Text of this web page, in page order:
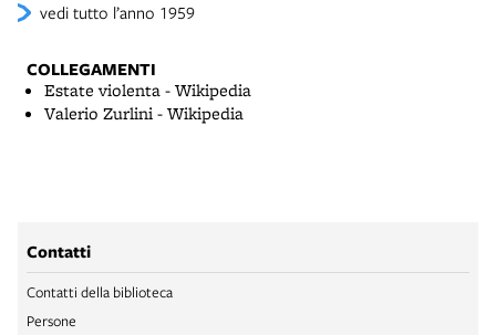
vedi tutto l’anno 1959
COLLEGAMENTI
Estate violenta - Wikipedia
Valerio Zurlini - Wikipedia
Contatti
Contatti della biblioteca
Persone